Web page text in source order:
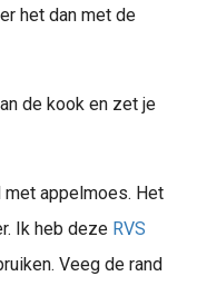
het dan met de
de kook en zet je
met appelmoes. Het
Ik heb deze RVS
Veeg de rand